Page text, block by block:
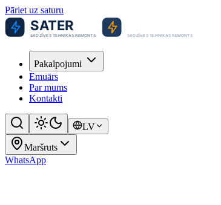
Pāriet uz saturu
Pakalpojumi
Emuārs
Par mums
Kontakti
LV
Maršruts
WhatsApp